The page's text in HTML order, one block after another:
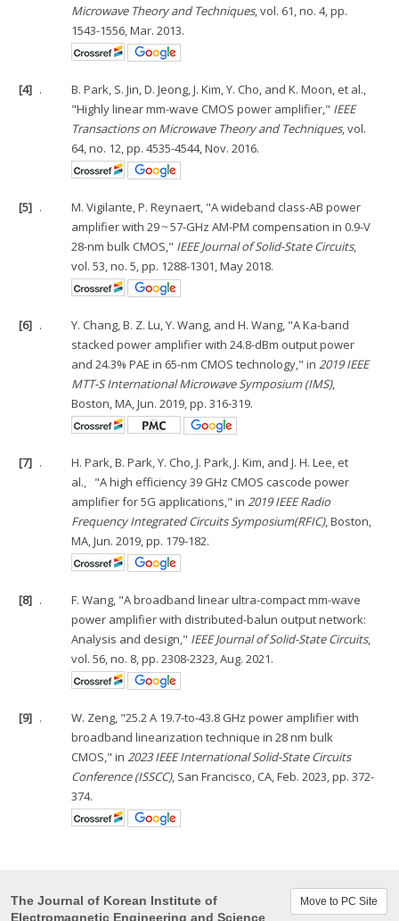
Microwave Theory and Techniques, vol. 61, no. 4, pp.
1543-1556, Mar. 2013.
[4] .
B. Park, S. Jin, D. Jeong, J. Kim, Y. Cho, and K. Moon, et al.,
"Highly linear mm-wave CMOS power amplifier," IEEE
Transactions on Microwave Theory and Techniques, vol.
64, no. 12, pp. 4535-4544, Nov. 2016.
[5] .
M. Vigilante, P. Reynaert, "A wideband class-AB power
amplifier with 29～57-GHz AM-PM compensation in 0.9-V
28-nm bulk CMOS," IEEE Journal of Solid-State Circuits,
vol. 53, no. 5, pp. 1288-1301, May 2018.
[6] .
Y. Chang, B. Z. Lu, Y. Wang, and H. Wang, "A Ka-band
stacked power amplifier with 24.8-dBm output power
and 24.3% PAE in 65-nm CMOS technology," in2019 IEEE
MTT-S International Microwave Symposium (IMS),
Boston, MA, Jun. 2019, pp. 316-319.
[7] .
H. Park, B. Park, Y. Cho, J. Park, J. Kim, and J. H. Lee, et
al.，"A high efficiency 39 GHz CMOS cascode power
amplifier for 5G applications," in2019 IEEE Radio
Frequency Integrated Circuits Symposium(RFIC), Boston,
MA, Jun. 2019, pp. 179-182.
[8] .
F. Wang, "A broadband linear ultra-compact mm-wave
power amplifier with distributed-balun output network:
Analysis and design," IEEE Journal of Solid-State Circuits,
vol. 56, no. 8, pp. 2308-2323, Aug. 2021.
[9] .
W. Zeng, "25.2 A 19.7-to-43.8 GHz power amplifier with
broadband linearization technique in 28 nm bulk
CMOS," in2023 IEEE International Solid-State Circuits
Conference (ISSCC), San Francisco, CA, Feb. 2023, pp. 372-
374.
The Journal of Korean Institute of
Electromagnetic Engineering and Science
Move to PC Site